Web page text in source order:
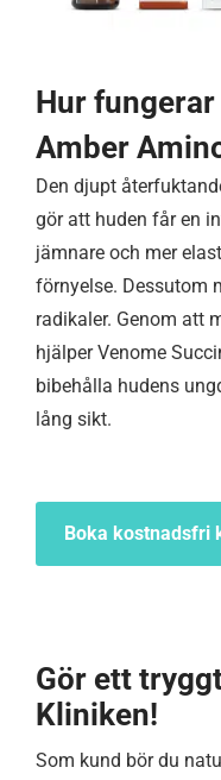
Hur
Amber
Den djupt
gör att huden får en
jämnare och mer
förnyelse. Dessutom
radikaler. Genom att
hjälper Venome
bibehålla hudens
lång sikt.
Boka kostnadsfri
Gör ett
Kliniken!
Som kund bör du